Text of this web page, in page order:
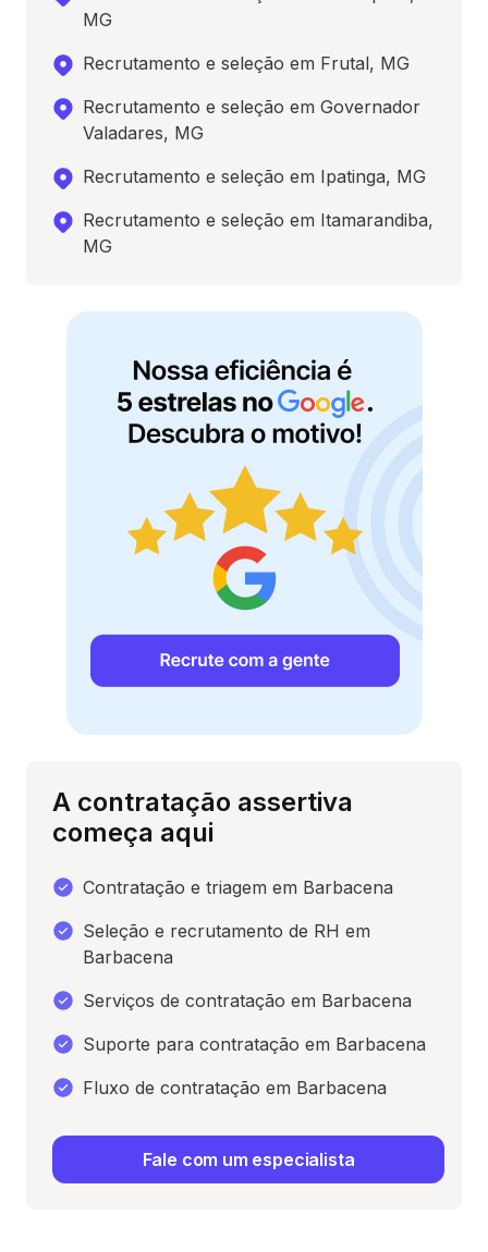
MG
Recrutamento e seleção em Frutal, MG
Recrutamento e seleção em Governador
Valadares, MG
Recrutamento e seleção em Ipatinga, MG
Recrutamento e seleção em Itamarandiba,
MG
A contratação assertiva
começa aqui
Contratação e triagem em Barbacena
Seleção e recrutamento de RH em
Barbacena
Serviços de contratação em Barbacena
Suporte para contratação em Barbacena
Fluxo de contratação em Barbacena
Fale com um especialista